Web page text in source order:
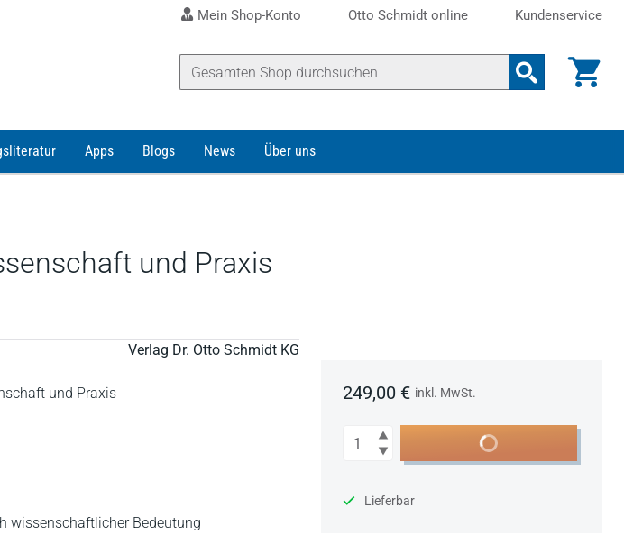
Mein Shop-Konto Otto Schmidt online Kundenservice
Apps Blogs News Über uns
und Praxis
Verlag Dr. Otto Schmidt KG
und Praxis
wissenschaftlicher Bedeutung
249,00 € inkl. MwSt.
Anzahl In den Warenkorb
Lieferbar